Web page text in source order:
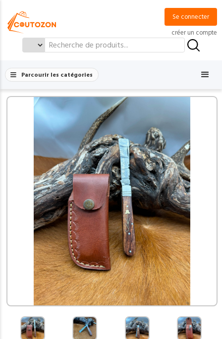
Search
Se connecter
créer un compte
Parcourir les catégories